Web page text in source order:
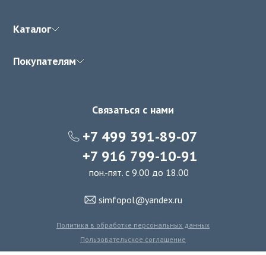
Каталог
Покупателям
Связаться с нами
+7 499 391-89-07
+7 916 799-10-91
пон.-пят. с 9.00 до 18.00
simfopol@yandex.ru
Политика в обработке персональных данных
Пользовательское соглашение